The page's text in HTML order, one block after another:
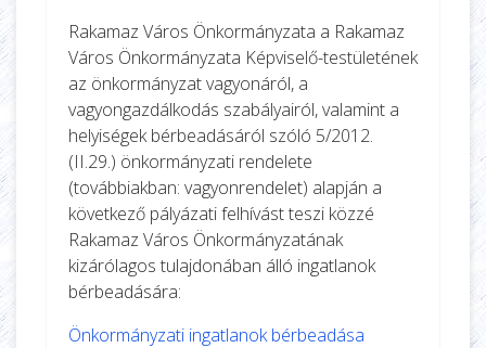
Rakamaz Város Önkormányzata a Rakamaz
Város Önkormányzata Képviselő-testületének
az önkormányzat vagyonáról, a
vagyongazdálkodás szabályairól, valamint a
helyiségek bérbeadásáról szóló 5/2012.
(II.29.) önkormányzati rendelete
(továbbiakban: vagyonrendelet) alapján a
következő pályázati felhívást teszi közzé
Rakamaz Város Önkormányzatának
kizárólagos tulajdonában álló ingatlanok
bérbeadására:
Önkormányzati ingatlanok bérbeadása